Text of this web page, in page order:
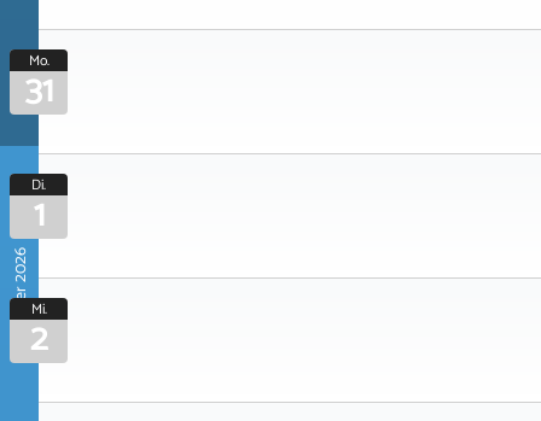
Mo.
31
September 2026
Di.
1
Mi.
2